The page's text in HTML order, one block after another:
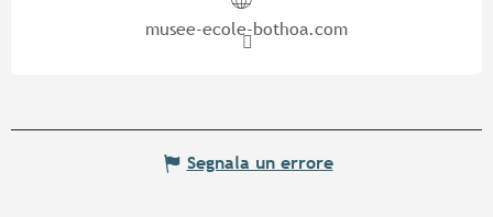
musee-ecole-bothoa.com
Segnala un errore